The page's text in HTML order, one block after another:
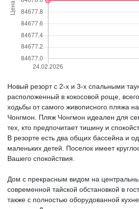
Новый резорт с 2-х и 3-х спальными
расположенный в кокосовой роще,
ходьбы от самого живописного пляжа
Чонгмон. Пляж Чонгмон идеален для
тех, кто предпочитает тишину и
В резорте есть два общих бассейна и
маленьких детей. Поселок имеет
Вашего спокойствия.
Дом с прекрасным видом на
современной тайской обстановкой в
также с полностью оборудованной